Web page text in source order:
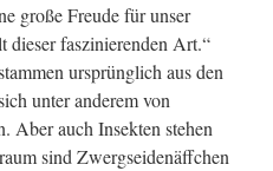
große Freude für unser
dieser faszinierenden Art.“
ursprünglich aus den
unter anderem von
Aber auch Insekten stehen
sind Zwergseidenäffchen